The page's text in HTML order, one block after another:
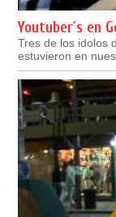
Youtuber´s en
Tres de los idolos
estuvieron en